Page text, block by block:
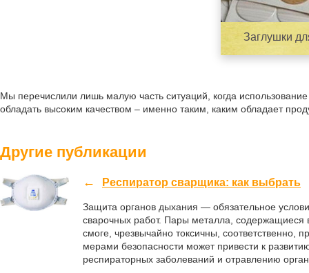
Заглушки
Мы перечислили лишь малую часть ситуаций, когда
обладать высоким качеством – именно таким, каким обладает
Другие публикации
Респиратор сварщика: как выбрать
Защита органов дыхания — обязательное
сварочных работ. Пары металла, содержащиеся
смоге, чрезвычайно токсичны, соответственно,
мерами безопасности может привести к
респираторных заболеваний и отравлению